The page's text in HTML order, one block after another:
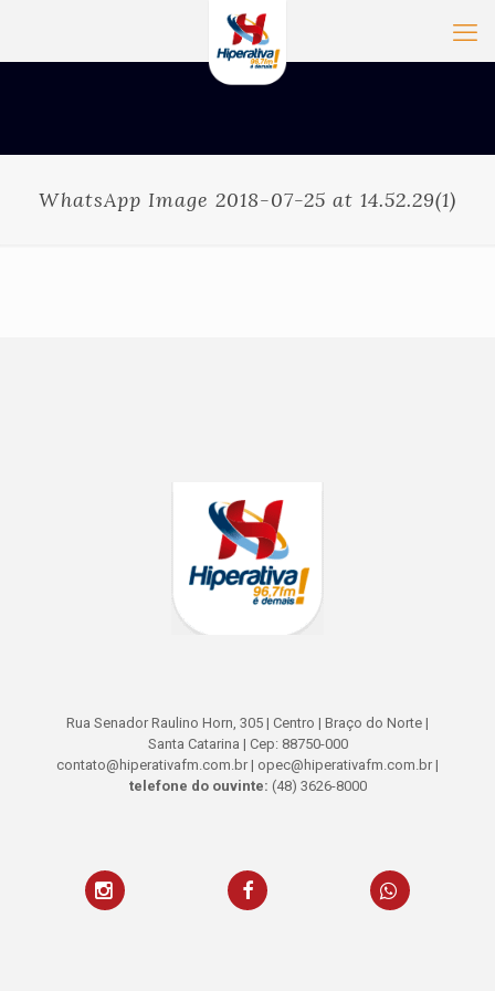
WhatsApp Image 2018-07-25 at 14.52.29(1)
Rua Senador Raulino Horn, 305 | Centro | Braço do Norte |
Santa Catarina | Cep: 88750-000
contato@hiperativafm.com.br | opec@hiperativafm.com.br |
telefone do ouvinte: (48) 3626-8000